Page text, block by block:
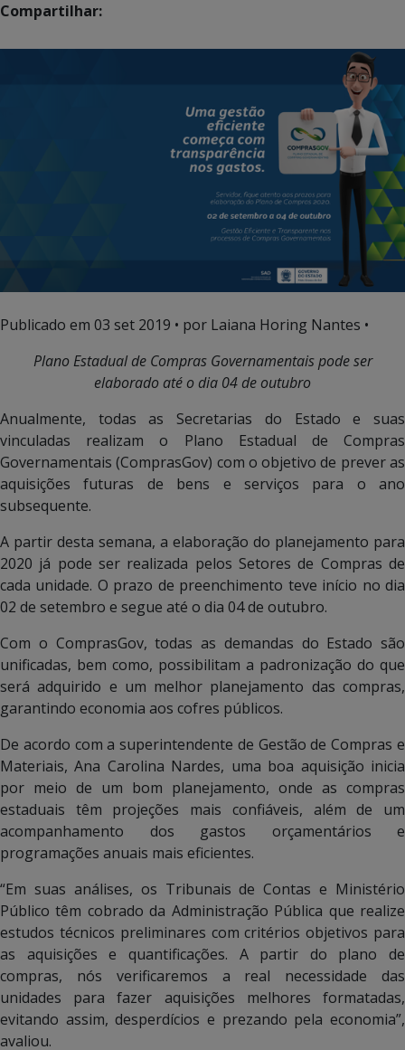
Compartilhar:
Publicado em 03 set 2019 • por Laiana Horing Nantes •
Plano Estadual de Compras Governamentais pode ser
elaborado até o dia 04 de outubro
Anualmente, todas as Secretarias do Estado e suas
vinculadas realizam o Plano Estadual de Compras
Governamentais (ComprasGov) com o objetivo de prever as
aquisições futuras de bens e serviços para o ano
subsequente.
A partir desta semana, a elaboração do planejamento para
2020 já pode ser realizada pelos Setores de Compras de
cada unidade. O prazo de preenchimento teve início no dia
02 de setembro e segue até o dia 04 de outubro.
Com o ComprasGov, todas as demandas do Estado são
unificadas, bem como, possibilitam a padronização do que
será adquirido e um melhor planejamento das compras,
garantindo economia aos cofres públicos.
De acordo com a superintendente de Gestão de Compras e
Materiais, Ana Carolina Nardes, uma boa aquisição inicia
por meio de um bom planejamento, onde as compras
estaduais têm projeções mais confiáveis, além de um
acompanhamento dos gastos orçamentários e
programações anuais mais eficientes.
“Em suas análises, os Tribunais de Contas e Ministério
Público têm cobrado da Administração Pública que realize
estudos técnicos preliminares com critérios objetivos para
as aquisições e quantificações. A partir do plano de
compras, nós verificaremos a real necessidade das
unidades para fazer aquisições melhores formatadas,
evitando assim, desperdícios e prezando pela economia”,
avaliou.